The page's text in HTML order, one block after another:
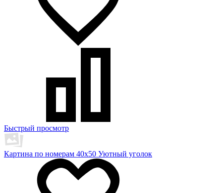
Быстрый просмотр
Картина по номерам 40х50 Уютный уголок